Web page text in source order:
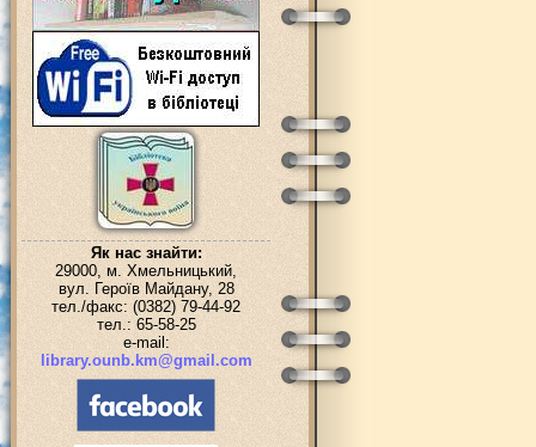
Як нас знайти:
29000, м. Хмельницький,
вул. Героїв Майдану, 28
тел./факс: (0382) 79-44-92
тел.: 65-58-25
e-mail:
library.ounb.km@gmail.com